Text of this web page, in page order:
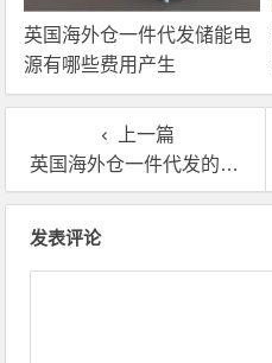
英国海外仓一件代发储能电
源有哪些费用产生
上一篇
英国海外仓一件代发的操作流程和优势所在
发表评论